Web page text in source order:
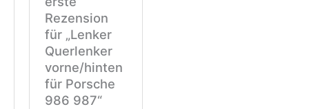
Rezension
für „Lenker
Querlenker
vorne/hinten
für Porsche
986 987“